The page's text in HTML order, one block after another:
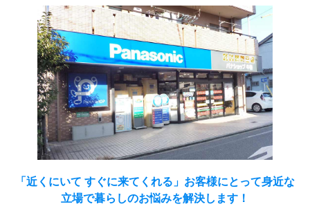
「近くにいて すぐに来てくれる」お客様にとって身近な
立場で暮らしのお悩みを解決します！